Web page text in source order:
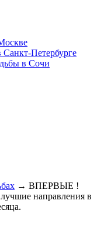
Санкт-Петербурге
в Сочи
→ ВПЕРВЫЕ !
направления в